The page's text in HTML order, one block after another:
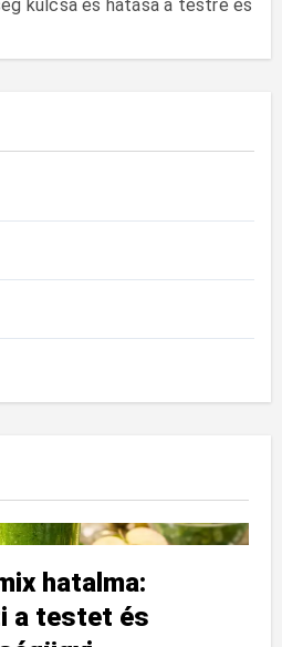
kulcsa és hatása a testre és
hatalma:
a testet és